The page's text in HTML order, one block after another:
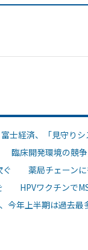
経済、「見守りシ
臨床開発環境の競
ぐ 薬局チェーンに
HPVワクチンで
年上半期は過去最